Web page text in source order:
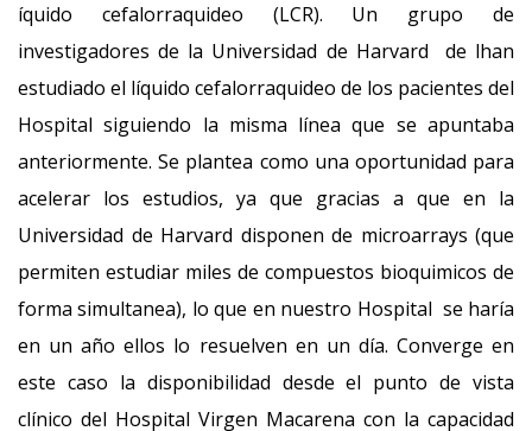
íquido cefalorraquideo (LCR). Un grupo de
investigadores de la Universidad de Harvard de lhan
estudiado el líquido cefalorraquideo de los pacientes del
Hospital siguiendo la misma línea que se apuntaba
anteriormente. Se plantea como una oportunidad para
acelerar los estudios, ya que gracias a que en la
Universidad de Harvard disponen de microarrays (que
permiten estudiar miles de compuestos bioquimicos de
forma simultanea), lo que en nuestro Hospital se haría
en un año ellos lo resuelven en un día. Converge en
este caso la disponibilidad desde el punto de vista
clínico del Hospital Virgen Macarena con la capacidad